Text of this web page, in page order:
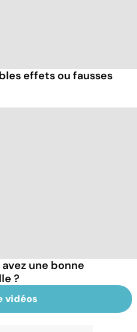
effets ou fausses
une bonne
?
vidéos